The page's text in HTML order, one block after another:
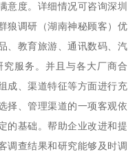
意度。详细情况可咨询深圳
狼调研（湖南神秘顾客）优
、教育旅游、通讯数码、汽
服务。并且与各大厂商合
成、渠道特征等方面进行充
择、管理渠道的一项客观依
的基础。帮助企业改进和提
调查结果和研究能够及时调